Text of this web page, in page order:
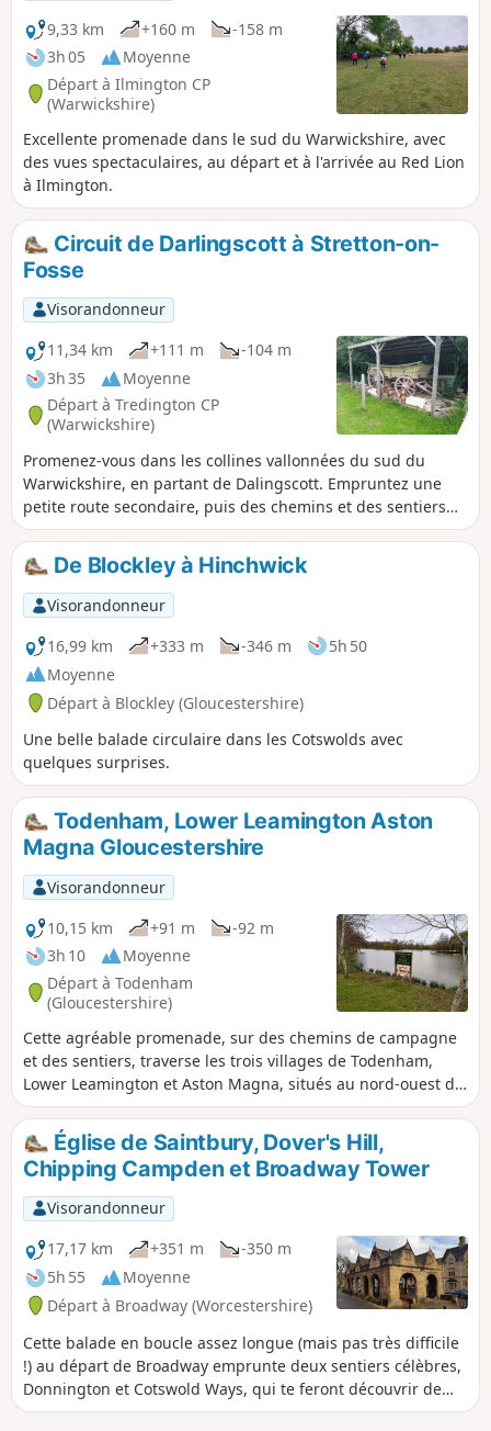
9,33 km
+160 m
-158 m
3h 05
Moyenne
Départ à Ilmington CP
(Warwickshire)
Excellente promenade dans le sud du Warwickshire, avec
des vues spectaculaires, au départ et à l'arrivée au Red Lion
à Ilmington.
Circuit de Darlingscott à Stretton-on-
Fosse
Visorandonneur
11,34 km
+111 m
-104 m
3h 35
Moyenne
Départ à Tredington CP
(Warwickshire)
Promenez-vous dans les collines vallonnées du sud du
Warwickshire, en partant de Dalingscott. Empruntez une
petite route secondaire, puis des chemins et des sentiers
pour rejoindre Compton Scorpion Manor. Continuez sur des
chemins de campagne depuis le point culminant jusqu'à
Stretton on Fosse. Ce village situé près de la voie romaine
Fosse Way a une histoire intéressante. Revenez à
Darlingscott par des chemins de campagne et des routes
secondaires. La promenade peut commencer près du
repère 7, au pub The Plough, où l'on mange bien.
De Blockley à Hinchwick
Visorandonneur
16,99 km
+333 m -346 m
5h 50
Moyenne
Départ à Blockley (Gloucestershire)
Une belle balade circulaire dans les Cotswolds avec
quelques surprises.
Todenham, Lower Leamington Aston
Magna Gloucestershire
Visorandonneur
10,15 km
+91 m
-92 m
3h 10
Moyenne
Départ à Todenham
(Gloucestershire)
Cette agréable promenade, sur des chemins de campagne
et des sentiers, traverse les trois villages de Todenham,
Lower Leamington et Aston Magna, situés au nord-ouest de
Morton in the Marsh et au sud-ouest de Shipston, et offre
de nombreux points d'intérêt.
Église de Saintbury, Dover's Hill,
Chipping Campden et Broadway Tower
Visorandonneur
17,17 km
+351 m
-350 m
5h 55
Moyenne
Départ à Broadway (Worcestershire)
Cette balade en boucle assez longue (mais pas très difficile
!) au départ de Broadway emprunte deux sentiers célèbres,
Donnington et Cotswold Ways, qui te feront découvrir de
magnifiques villages, églises, points de vue et monuments